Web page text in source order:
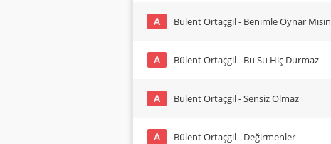
A Bülent Ortaçgil - Benimle Oynar Mısın
A Bülent Ortaçgil - Bu Su Hiç Durmaz
A Bülent Ortaçgil - Sensiz Olmaz
A Bülent Ortaçgil - Değirmenler